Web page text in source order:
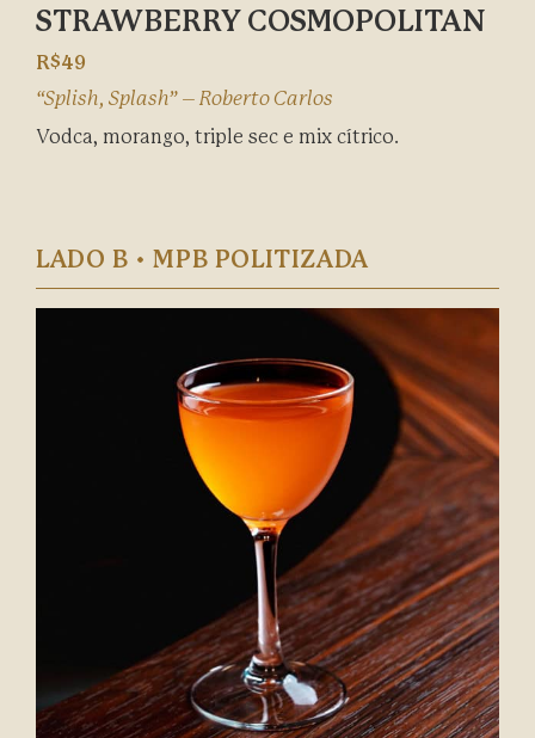
STRAWBERRY COSMOPOLITAN
R$49
“Splish, Splash” – Roberto Carlos
Vodca, morango, triple sec e mix cítrico.
LADO B • MPB POLITIZADA